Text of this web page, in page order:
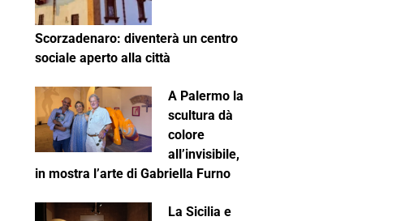
Scorzadenaro: diventerà un centro
sociale aperto alla città
A Palermo la
scultura dà
colore
all’invisibile,
in mostra l’arte di Gabriella Furno
La Sicilia e